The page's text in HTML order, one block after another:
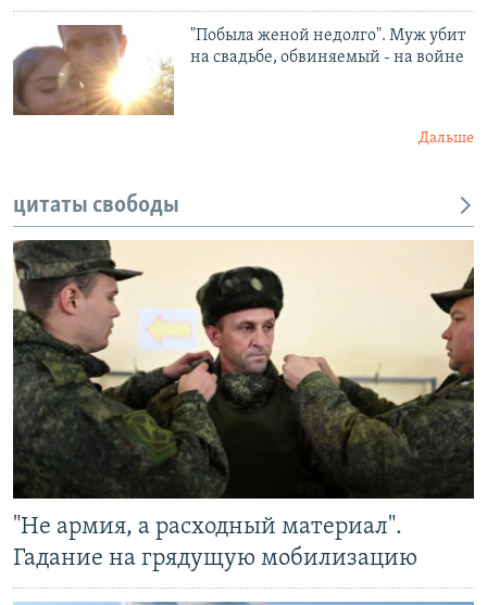
"Побыла женой недолго". Муж убит
на свадьбе, обвиняемый - на войне
Дальше
цитаты свободы
"Не армия, а расходный материал".
Гадание на грядущую мобилизацию